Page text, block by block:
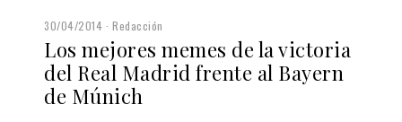
30/04/2014 Redacción
Los mejores memes de la victoria
del Real Madrid frente al Bayern
de Múnich